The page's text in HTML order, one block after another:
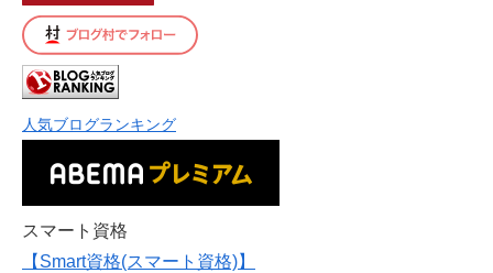
人気ブログランキング
スマート資格
【Smart資格(スマート資格)】